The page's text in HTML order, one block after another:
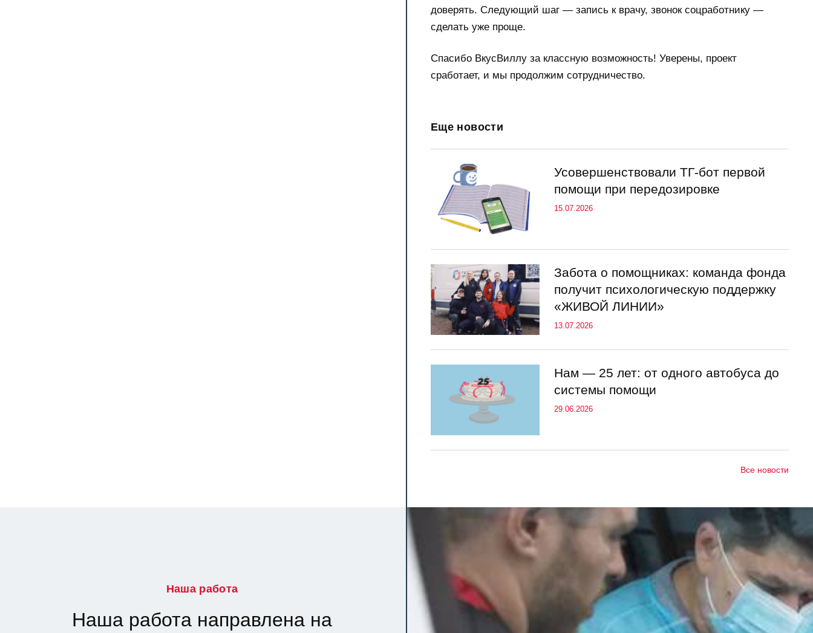
доверять. Следующий шаг — запись к врачу, звонок соцработнику —
сделать уже проще.
Спасибо ВкусВиллу за классную возможность! Уверены, проект
сработает, и мы продолжим сотрудничество.
Еще новости
Усовершенствовали ТГ-бот первой
помощи при передозировке
15.07.2026
Забота о помощниках: команда фонда
получит психологическую поддержку
«ЖИВОЙ ЛИНИИ»
13.07.2026
Нам — 25 лет: от одного автобуса до
системы помощи
29.06.2026
Все новости
Наша работа
Наша работа направлена на